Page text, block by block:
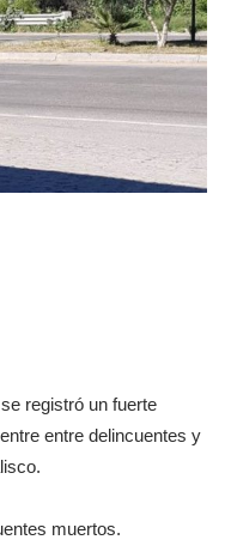
registró un fuerte
entre delincuentes y
muertos.